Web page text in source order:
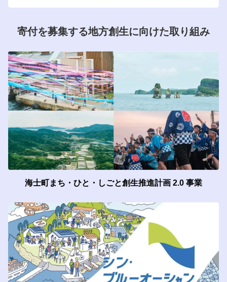
寄付を募集する地方創生に向けた取り組み
海士町まち・ひと・しごと創生推進計画 2.0 事業